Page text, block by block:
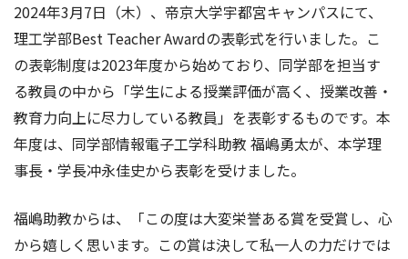
2024年3月7日（木）、帝京大学宇都宮キャンパスにて、
理工学部Best Teacher Awardの表彰式を行いました。こ
の表彰制度は2023年度から始めており、同学部を担当す
る教員の中から「学生による授業評価が高く、授業改善・
教育力向上に尽力している教員」を表彰するものです。本
年度は、同学部情報電子工学科助教 福嶋勇太が、本学理
事長・学長冲永佳史から表彰を受けました。
福嶋助教からは、「この度は大変栄誉ある賞を受賞し、心
から嬉しく思います。この賞は決して私一人の力だけでは